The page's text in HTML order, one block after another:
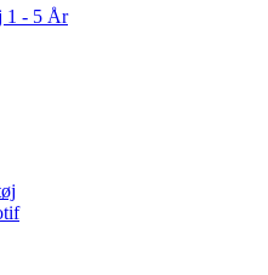
1 - 5 År